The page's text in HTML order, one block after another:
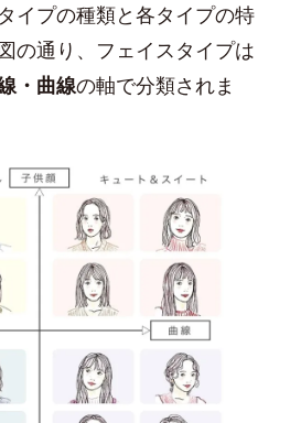
イプの種類と各タイプの特
の通り、フェイスタイプは
・曲線の軸で分類されま